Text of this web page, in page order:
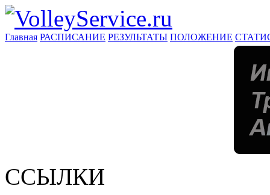
Главная РАСПИСАНИЕ РЕЗУЛЬТАТЫ ПОЛОЖЕНИЕ
ССЫЛКИ